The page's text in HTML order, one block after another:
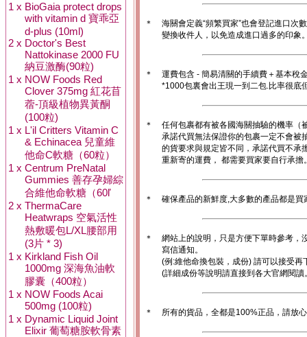
1 x BioGaia protect drops
with vitamin d 寶乖亞
d-plus (10ml)
2 x Doctor's Best
Nattokinase 2000 FU
納豆激酶(90粒)
1 x NOW Foods Red
Clover 375mg 紅花苜
蓿-頂級植物異黃酮
(100粒)
1 x L'il Critters Vitamin C
& Echinacea 兒童維
他命C軟糖（60粒）
1 x Centrum PreNatal
Gummies 善存孕婦綜
合維他命軟糖（60ľ
2 x ThermaCare
Heatwraps 空氣活性
熱敷暖包L/XL腰部用
(3片 * 3)
1 x Kirkland Fish Oil
1000mg 深海魚油軟
膠囊（400粒）
1 x NOW Foods Acai
500mg (100粒)
1 x Dynamic Liquid Joint
Elixir 葡萄糖胺軟骨素
＊
海關會定義“頻繁買家”也會登記進口次
變換收件人，以免造成進口過多的印象
＊
運費包含 - 簡易清關的手續費＋基本稅
*1000包裏會出王現一到二包.比率很底
＊
任何包裹都有被各國海關抽驗的機率（
承諾代買無法保證你的包裹一定不會被
的貨要求與規定皆不同，承諾代買不承
重新寄的運費， 都需要買家要自行承擔
＊ 確保產品的新鮮度,大多數的產品都是
＊
網站上的說明，只是方便下單時參考，
寫信通知。
(例:維他命換包裝，成份) 請可以接受再
(詳細成份等說明請直接到各大官網閱讀
＊ 所有的貨品，全都是100%正品，請放